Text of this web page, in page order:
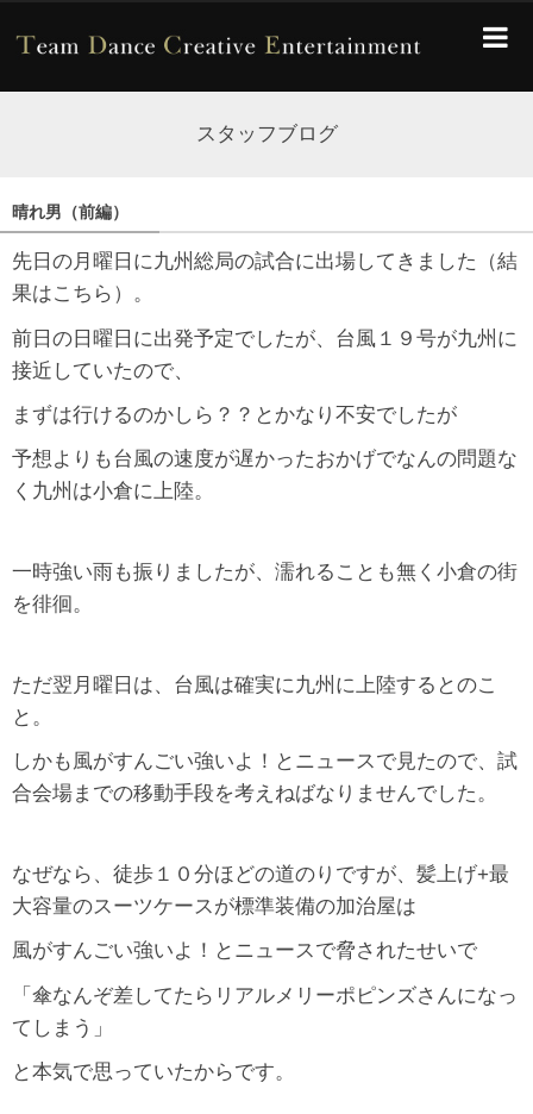
スタッフブログ
晴れ男（前編）
先日の月曜日に九州総局の試合に出場してきました（結
果はこちら ）。
前日の日曜日に出発予定でしたが、台風１９号が九州に
接近していたので、
まずは行けるのかしら？？とかなり不安でしたが
予想よりも台風の速度が遅かったおかげでなんの問題な
く九州は小倉に上陸。
一時強い雨も振りましたが、濡れることも無く小倉の街
を徘徊。
ただ翌月曜日は、台風は確実に九州に上陸するとのこ
と。
しかも風がすんごい強いよ！とニュースで見たので、試
合会場までの移動手段を考えねばなりませんでした。
なぜなら、徒歩１０分ほどの道のりですが、髪上げ+最
大容量のスーツケースが標準装備の加治屋は
風がすんごい強いよ！とニュースで脅されたせいで
「傘なんぞ差してたらリアルメリーポピンズさんになっ
てしまう」
と本気で思っていたからです。